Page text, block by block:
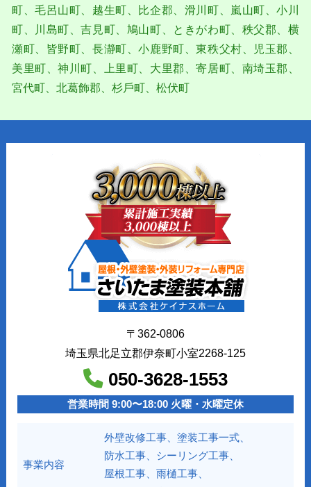
町、⽑呂⼭町、越⽣町、⽐企郡、滑川町、嵐⼭町、⼩川
町、川島町、吉⾒町、鳩⼭町、ときがわ町、秩⽗郡、横
瀬町、皆野町、⻑瀞町、⼩⿅野町、東秩⽗村、児⽟郡、
美⾥町、神川町、上⾥町、⼤⾥郡、寄居町、南埼⽟郡、
宮代町、北葛飾郡、杉⼾町、松伏町
〒362-0806
埼玉県北足立郡伊奈町小室2268-125
050-3628-1553
営業時間 9:00〜18:00 火曜・水曜定休
事業内容
外壁改修工事、塗装工事⼀式、
防水工事、シーリング工事、
屋根工事、雨樋工事、